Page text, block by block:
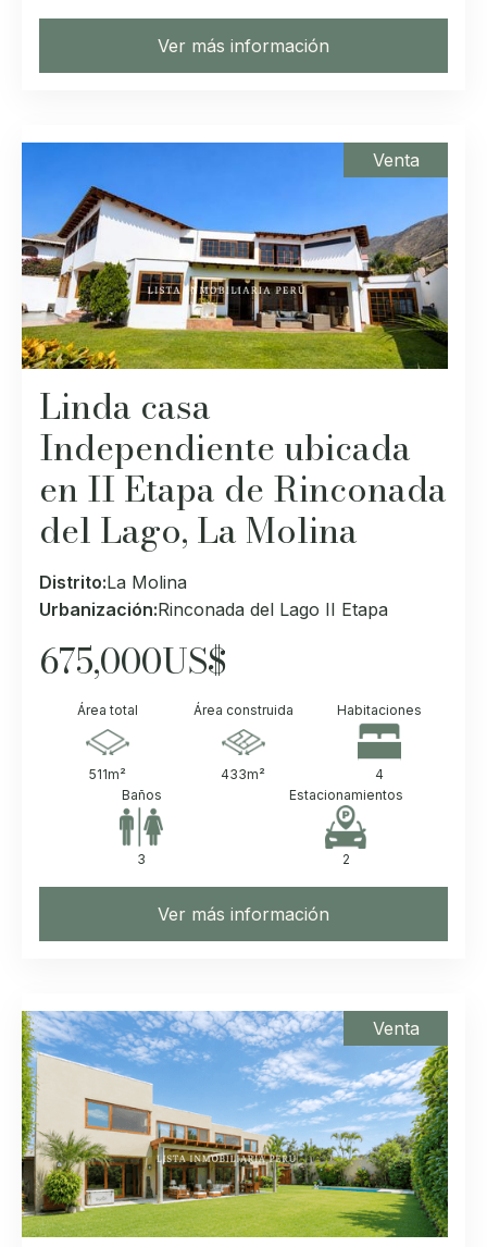
Ver más información
Venta
Linda casa
Independiente ubicada
en II Etapa de Rinconada
del Lago, La Molina
Distrito:La Molina
Urbanización:Rinconada del Lago II Etapa
675,000US$
Área total
511m²
Área construida
433m²
Habitaciones
4
Baños
3
Estacionamientos
2
Ver más información
Venta